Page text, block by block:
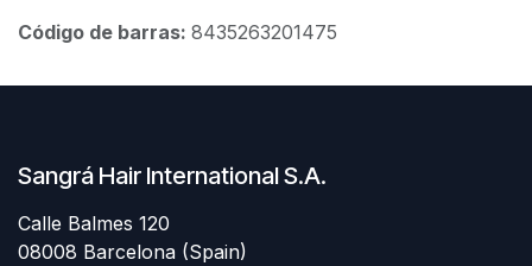
Código de barras: 8435263201475
Sangrá Hair International S.A.
Calle Balmes 120
08008 Barcelona (Spain)